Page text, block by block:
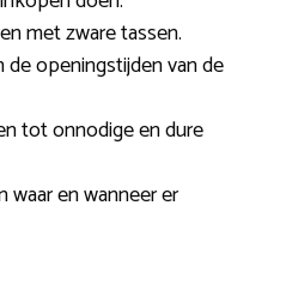
met zware tassen.
de openingstijden van de
tot onnodige en dure
waar en wanneer er